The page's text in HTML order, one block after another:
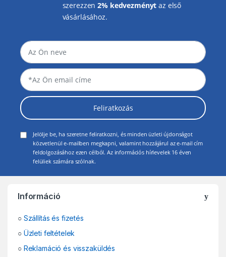
szerezzen2% kedvezményt az első
vásárlásához.
Feliratkozás
Jelölje be, ha szeretne feliratkozni, és minden üzleti újdonságot
közvetlenül e-mailben megkapni, valamint hozzájárul az e-mail cím
feldolgozásához ezen célból. Az információs hírlevelek 16 éven
felüliek számára szólnak.
Információ
○ Szállítás és fizetés
○ Üzleti feltételek
○ Reklamáció és visszaküldés